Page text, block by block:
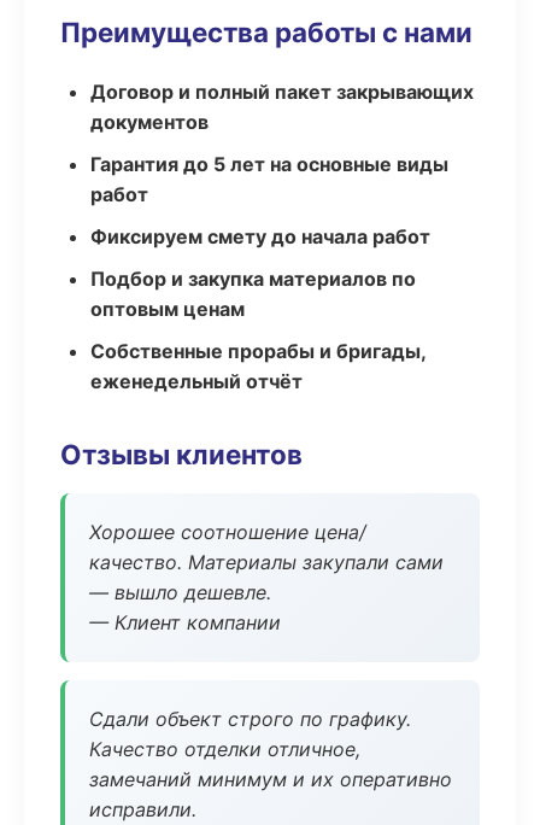
Преимущества работы с нами
Договор и полный пакет закрывающих
документов
Гарантия до 5 лет на основные виды
работ
Фиксируем смету до начала работ
Подбор и закупка материалов по
оптовым ценам
Собственные прорабы и бригады,
еженедельный отчёт
Отзывы клиентов
Хорошее соотношение цена/
качество. Материалы закупали сами
— вышло дешевле.
— Клиент компании
Сдали объект строго по графику.
Качество отделки отличное,
замечаний минимум и их оперативно
исправили.